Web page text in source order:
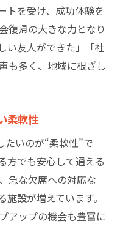
トを受け、成功体験を
復帰の大きな力となり
い友人ができた」「社
も多く、地域に根ざし
柔軟性
たいのが“柔軟性”で
方でも安心して通える
急な欠席への対応な
設が増えています。
アップの機会も豊富に